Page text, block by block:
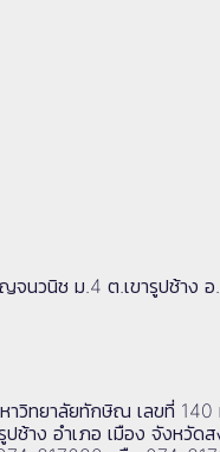
นวนิช ม.4 ต.เขารูปช้าง อ.
าวิทยาลัยทักษิณ เลขที่
ช้าง อำเภอ เมือง จังหวัดส